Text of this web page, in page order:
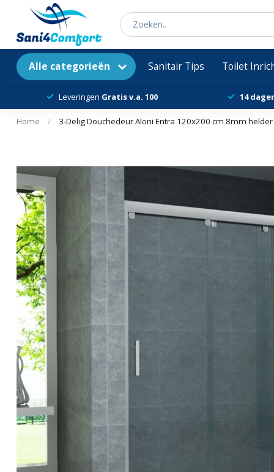
Alle categorieën Sanitair Tips Toilet
Leveringen Gratis v.a. 100 14
Home / 3-Delig Douchedeur Aloni Entra 120x200 cm 8mm